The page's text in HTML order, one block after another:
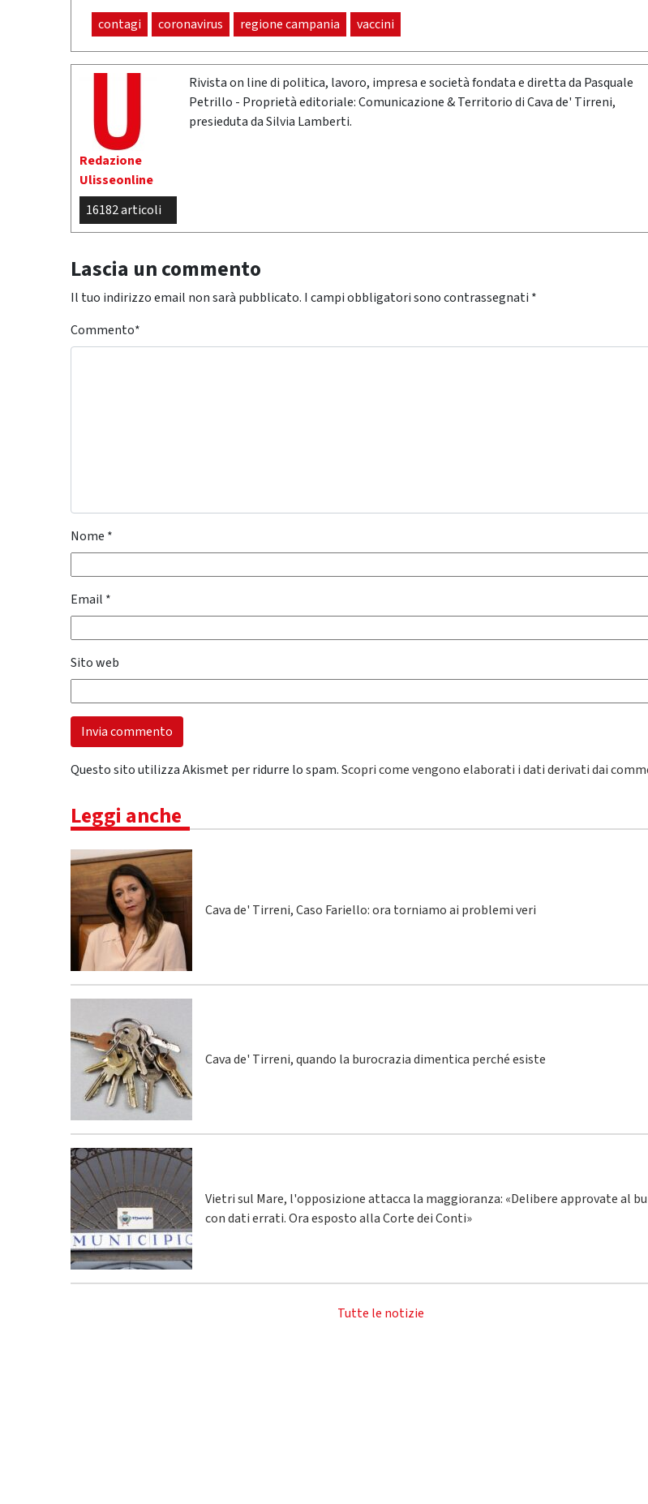
contagi coronavirus regione campania vaccini
Redazione
Ulisseonline
16182 articoli
Rivista on line di politica, lavoro, impresa e società fondata e diretta da Pasquale
Petrillo - Proprietà editoriale: Comunicazione & Territorio di Cava de' Tirreni,
presieduta da Silvia Lamberti.
Lascia un commento
Il tuo indirizzo email non sarà pubblicato. I campi obbligatori sono contrassegnati *
Commento*
Nome *
Email *
Sito web
Questo sito utilizza Akismet per ridurre lo spam.Scopri come vengono elaborati i dati derivati dai
Leggi anche
Cava de' Tirreni, Caso Fariello: ora torniamo ai problemi veri
Cava de' Tirreni, quando la burocrazia dimentica perché esiste
Vietri sul Mare, l'opposizione attacca la maggioranza: «Delibere approvate al
con dati errati. Ora esposto alla Corte dei Conti»
Tutte le notizie